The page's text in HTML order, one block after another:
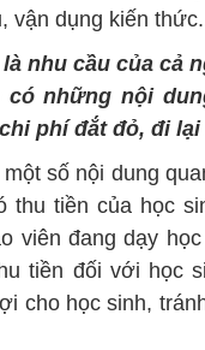
vận dụng kiến
nhu cầu của cả
những nội
phí đắt đỏ, đi
số nội dung
thu tiền của học
viên đang dạy
tiền đối với học
cho học sinh,